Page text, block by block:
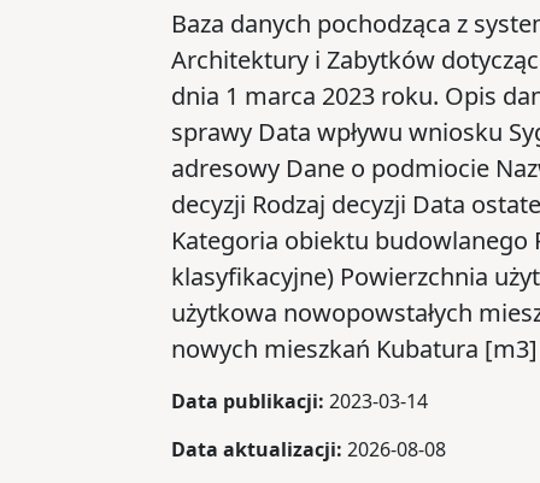
Baza danych pochodząca z
Architektury i Zabytków
dnia 1 marca 2023 roku. Opis
sprawy Data wpływu wniosku
adresowy Dane o podmiocie
decyzji Rodzaj decyzji Data
Kategoria obiektu budowlanego
klasyfikacyjne) Powierzchnia
użytkowa nowopowstałych
nowych mieszkań Kubatura [m3]
Data publikacji: 2023-03-14
Data aktualizacji: 2026-08-08